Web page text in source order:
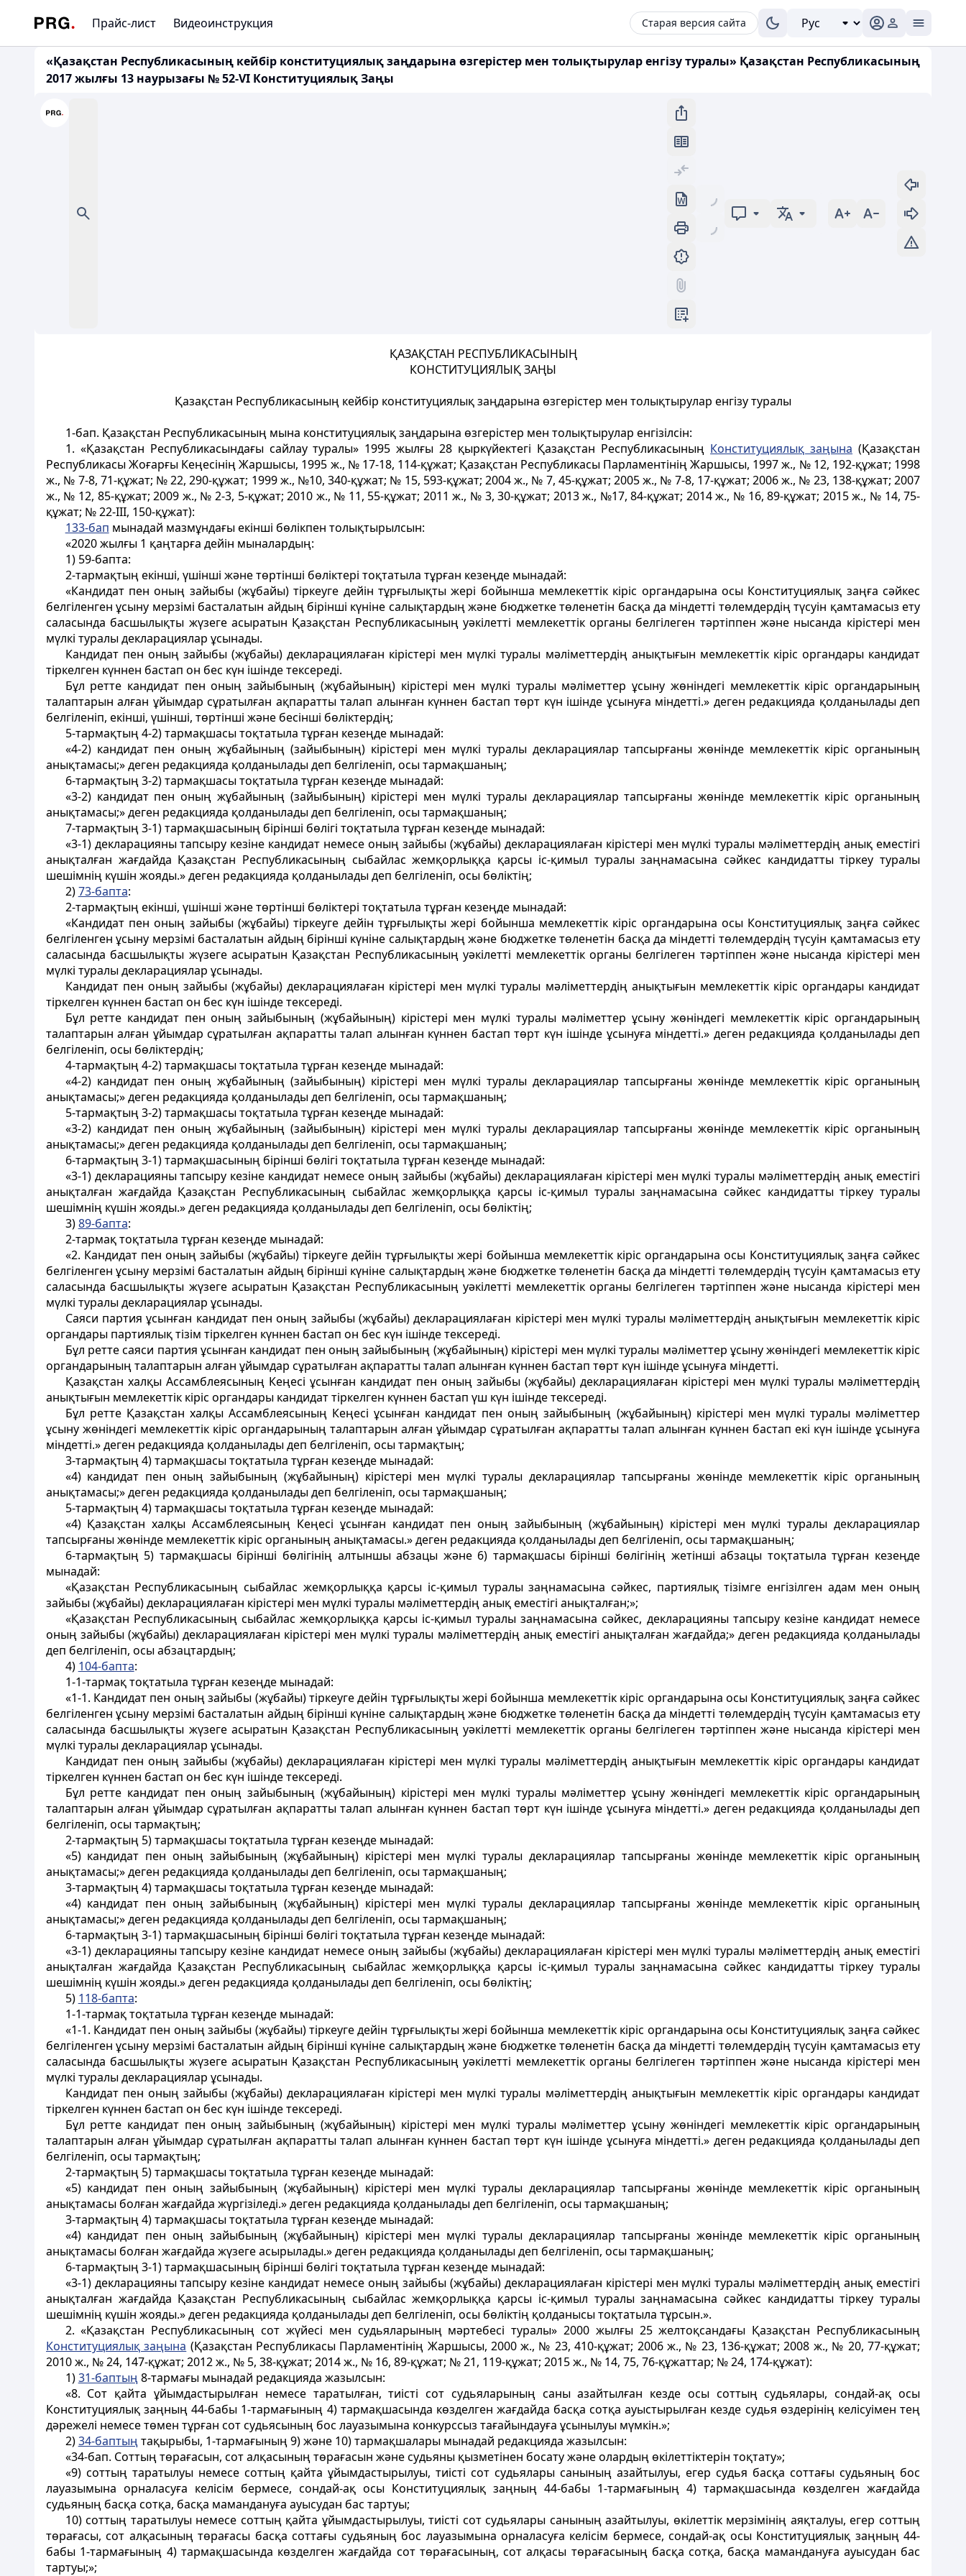
Прайс-лист Видеоинструкция Старая версия сайта
«Қазақстан Республикасының кейбір конституциялық заңдарына өзгерістер мен толықтырулар енгізу туралы» Қазақстан Республикасының
2017 жылғы 13 наурызағы № 52-VI Конституциялық Заңы
ҚАЗАҚСТАН РЕСПУБЛИКАСЫНЫҢ
КОНСТИТУЦИЯЛЫҚ ЗАҢЫ
Қазақстан Республикасының кейбір конституциялық заңдарына өзгерістер мен толықтырулар енгізу туралы
1-бап. Қазақстан Республикасының мына конституциялық заңдарына өзгерістер мен толықтырулар енгізілсін:
1. «Қазақстан Республикасындағы сайлау туралы» 1995 жылғы 28 қыркүйектегі Қазақстан Республикасының Конституциялық заңына (Қазақстан
Республикасы Жоғарғы Кеңесінің Жаршысы, 1995 ж., № 17-18, 114-құжат; Қазақстан Республикасы Парламентінің Жаршысы, 1997 ж., № 12, 192-құжат; 1998
ж., № 7-8, 71-құжат; № 22, 290-құжат; 1999 ж., №10, 340-құжат; № 15, 593-құжат; 2004 ж., № 7, 45-құжат; 2005 ж., № 7-8, 17-құжат; 2006 ж., № 23, 138-құжат; 2007
ж., № 12, 85-құжат; 2009 ж., № 2-3, 5-құжат; 2010 ж., № 11, 55-құжат; 2011 ж., № 3, 30-құжат; 2013 ж., №17, 84-құжат; 2014 ж., № 16, 89-құжат; 2015 ж., № 14, 75-
құжат; № 22-III, 150-құжат):
133-бап мынадай мазмұндағы екінші бөлікпен толықтырылсын:
«2020 жылғы 1 қаңтарға дейін мыналардың:
1) 59-бапта:
2-тармақтың екінші, үшінші және төртінші бөліктері тоқтатыла тұрған кезеңде мынадай:
«Кандидат пен оның зайыбы (жұбайы) тiркеуге дейін тұрғылықты жері бойынша мемлекеттік кіріс органдарына осы Конституциялық заңға сәйкес
белгіленген ұсыну мерзімі басталатын айдың бiрiнші күніне салықтардың және бюджетке төленетін басқа да міндетті төлемдердің түсуін қамтамасыз ету
саласында басшылықты жүзеге асыратын Қазақстан Республикасының уәкілетті мемлекеттік органы белгiлеген тәртіппен және нысанда кірістері мен
мүлкi туралы декларациялар ұсынады.
Кандидат пен оның зайыбы (жұбайы) декларациялаған кірістері мен мүлкi туралы мәлiметтердiң анықтығын мемлекеттік кіріс органдары кандидат
тіркелген күннен бастап он бес күн ішiнде тексереді.
Бұл ретте кандидат пен оның зайыбының (жұбайының) кірістері мен мүлкi туралы мәліметтер ұсыну жөніндегі мемлекеттік кіріс органдарының
талаптарын алған ұйымдар сұратылған ақпаратты талап алынған күннен бастап төрт күн iшiнде ұсынуға міндетті.» деген редакцияда қолданылады деп
белгіленіп, екінші, үшінші, төртінші және бесінші бөліктердің;
5-тармақтың 4-2) тармақшасы тоқтатыла тұрған кезеңде мынадай:
«4-2) кандидат пен оның жұбайының (зайыбының) кірістері мен мүлкі туралы декларациялар тапсырғаны жөнінде мемлекеттік кіріс органының
анықтамасы;» деген редакцияда қолданылады деп белгіленіп, осы тармақшаның;
6-тармақтың 3-2) тармақшасы тоқтатыла тұрған кезеңде мынадай:
«3-2) кандидат пен оның жұбайының (зайыбының) кірістері мен мүлкi туралы декларациялар тапсырғаны жөнінде мемлекеттік кіріс органының
анықтамасы;» деген редакцияда қолданылады деп белгіленіп, осы тармақшаның;
7-тармақтың 3-1) тармақшасының бірінші бөлігі тоқтатыла тұрған кезеңде мынадай:
«3-1) декларацияны тапсыру кезіне кандидат немесе оның зайыбы (жұбайы) декларациялаған кірістері мен мүлкi туралы мәлiметтердің анық еместiгi
анықталған жағдайда Қазақстан Республикасының сыбайлас жемқорлыққа қарсы іс-қимыл туралы заңнамасына сәйкес кандидатты тiркеу туралы
шешiмнiң күшiн жояды.» деген редакцияда қолданылады деп белгіленіп, осы бөліктің;
2)73-бапта:
2-тармақтың екінші, үшінші және төртінші бөліктері тоқтатыла тұрған кезеңде мынадай:
«Кандидат пен оның зайыбы (жұбайы) тiркеуге дейін тұрғылықты жері бойынша мемлекеттік кіріс органдарына осы Конституциялық заңға сәйкес
белгіленген ұсыну мерзімі басталатын айдың бiрiнші күніне салықтардың және бюджетке төленетін басқа да міндетті төлемдердің түсуін қамтамасыз ету
саласында басшылықты жүзеге асыратын Қазақстан Республикасының уәкілетті мемлекеттік органы белгiлеген тәртіппен және нысанда кірістері мен
мүлкi туралы декларациялар ұсынады.
Кандидат пен оның зайыбы (жұбайы) декларациялаған кірістері мен мүлкi туралы мәлiметтердiң анықтығын мемлекеттік кіріс органдары кандидат
тіркелген күннен бастап он бес күн ішiнде тексереді.
Бұл ретте кандидат пен оның зайыбының (жұбайының) кірістері мен мүлкi туралы мәліметтер ұсыну жөніндегі мемлекеттік кіріс органдарының
талаптарын алған ұйымдар сұратылған ақпаратты талап алынған күннен бастап төрт күн iшiнде ұсынуға міндетті.» деген редакцияда қолданылады деп
белгіленіп, осы бөліктердің;
4-тармақтың 4-2) тармақшасы тоқтатыла тұрған кезеңде мынадай:
«4-2) кандидат пен оның жұбайының (зайыбының) кірістері мен мүлкі туралы декларациялар тапсырғаны жөнінде мемлекеттік кіріс органының
анықтамасы;» деген редакцияда қолданылады деп белгіленіп, осы тармақшаның;
5-тармақтың 3-2) тармақшасы тоқтатыла тұрған кезеңде мынадай:
«3-2) кандидат пен оның жұбайының (зайыбының) кірістері мен мүлкi туралы декларациялар тапсырғаны жөнінде мемлекеттік кіріс органының
анықтамасы;» деген редакцияда қолданылады деп белгіленіп, осы тармақшаның;
6-тармақтың 3-1) тармақшасының бірінші бөлігі тоқтатыла тұрған кезеңде мынадай:
«3-1) декларацияны тапсыру кезіне кандидат немесе оның зайыбы (жұбайы) декларациялаған кірістері мен мүлкi туралы мәлiметтердің анық еместiгi
анықталған жағдайда Қазақстан Республикасының сыбайлас жемқорлыққа қарсы іс-қимыл туралы заңнамасына сәйкес кандидатты тiркеу туралы
шешiмнiң күшiн жояды.» деген редакцияда қолданылады деп белгіленіп, осы бөліктің;
3)89-бапта:
2-тармақ тоқтатыла тұрған кезеңде мынадай:
«2. Кандидат пен оның зайыбы (жұбайы) тіркеуге дейін тұрғылықты жері бойынша мемлекеттік кіріс органдарына осы Конституциялық заңға сәйкес
белгіленген ұсыну мерзімі басталатын айдың бірінші күніне салықтардың және бюджетке төленетін басқа да міндетті төлемдердің түсуін қамтамасыз ету
саласында басшылықты жүзеге асыратын Қазақстан Республикасының уәкілетті мемлекеттік органы белгілеген тәртіппен және нысанда кірістері мен
мүлкi туралы декларациялар ұсынады.
Саяси партия ұсынған кандидат пен оның зайыбы (жұбайы) декларациялаған кірістері мен мүлкi туралы мәліметтердің анықтығын мемлекеттік кіріс
органдары партиялық тізім тіркелген күннен бастап он бес күн ішінде тексереді.
Бұл ретте саяси партия ұсынған кандидат пен оның зайыбының (жұбайының) кірістері мен мүлкi туралы мәліметтер ұсыну жөніндегі мемлекеттік кіріс
органдарының талаптарын алған ұйымдар сұратылған ақпаратты талап алынған күннен бастап төрт күн ішінде ұсынуға міндетті.
Қазақстан халқы Ассамблеясының Кеңесі ұсынған кандидат пен оның зайыбы (жұбайы) декларациялаған кірістері мен мүлкi туралы мәліметтердің
анықтығын мемлекеттік кіріс органдары кандидат тіркелген күннен бастап үш күн ішінде тексереді.
Бұл ретте Қазақстан халқы Ассамблеясының Кеңесі ұсынған кандидат пен оның зайыбының (жұбайының) кірістері мен мүлкi туралы мәліметтер
ұсыну жөніндегі мемлекеттік кіріс органдарының талаптарын алған ұйымдар сұратылған ақпаратты талап алынған күннен бастап екі күн ішінде ұсынуға
міндетті.» деген редакцияда қолданылады деп белгіленіп, осы тармақтың;
3-тармақтың 4) тармақшасы тоқтатыла тұрған кезеңде мынадай:
«4) кандидат пен оның зайыбының (жұбайының) кірістері мен мүлкі туралы декларациялар тапсырғаны жөнінде мемлекеттік кіріс органының
анықтамасы;» деген редакцияда қолданылады деп белгіленіп, осы тармақшаның;
5-тармақтың 4) тармақшасы тоқтатыла тұрған кезеңде мынадай:
«4) Қазақстан халқы Ассамблеясының Кеңесі ұсынған кандидат пен оның зайыбының (жұбайының) кірістері мен мүлкі туралы декларациялар
тапсырғаны жөнінде мемлекеттік кіріс органының анықтамасы.» деген редакцияда қолданылады деп белгіленіп, осы тармақшаның;
6-тармақтың 5) тармақшасы бірінші бөлігінің алтыншы абзацы және 6) тармақшасы бірінші бөлігінің жетінші абзацы тоқтатыла тұрған кезеңде
мынадай:
«Қазақстан Республикасының сыбайлас жемқорлыққа қарсы іс-қимыл туралы заңнамасына сәйкес, партиялық тізімге енгізілген адам мен оның
зайыбы (жұбайы) декларациялаған кірістері мен мүлкі туралы мәліметтердің анық еместігі анықталған;»;
«Қазақстан Республикасының сыбайлас жемқорлыққа қарсы іс-қимыл туралы заңнамасына сәйкес, декларацияны тапсыру кезіне кандидат немесе
оның зайыбы (жұбайы) декларациялаған кірістері мен мүлкі туралы мәліметтердің анық еместігі анықталған жағдайда;» деген редакцияда қолданылады
деп белгіленіп, осы абзацтардың;
4) 104-бапта:
1-1-тармақ тоқтатыла тұрған кезеңде мынадай:
«1-1. Кандидат пен оның зайыбы (жұбайы) тiркеуге дейiн тұрғылықты жерi бойынша мемлекеттік кіріс органдарына осы Конституциялық заңға сәйкес
белгіленген ұсыну мерзiмi басталатын айдың бiрiншi күнiне салықтардың және бюджетке төленетін басқа да міндетті төлемдердің түсуін қамтамасыз ету
саласында басшылықты жүзеге асыратын Қазақстан Республикасының уәкілетті мемлекеттік органы белгiлеген тәртіппен және нысанда кірістері мен
мүлкі туралы декларациялар ұсынады.
Кандидат пен оның зайыбы (жұбайы) декларациялаған кірістері мен мүлкі туралы мәлiметтердiң анықтығын мемлекеттік кіріс органдары кандидат
тiркелген күннен бастап он бес күн iшiнде тексередi.
Бұл ретте кандидат пен оның зайыбының (жұбайының) кірістері мен мүлкі туралы мәліметтер ұсыну жөніндегі мемлекеттік кіріс органдарының
талаптарын алған ұйымдар сұратылған ақпаратты талап алынған күннен бастап төрт күн iшiнде ұсынуға міндетті.» деген редакцияда қолданылады деп
белгіленіп, осы тармақтың;
2-тармақтың 5) тармақшасы тоқтатыла тұрған кезеңде мынадай:
«5) кандидат пен оның зайыбының (жұбайының) кірістері мен мүлкі туралы декларациялар тапсырғаны жөнінде мемлекеттік кіріс органының
анықтамасы;» деген редакцияда қолданылады деп белгіленіп, осы тармақшаның;
3-тармақтың 4) тармақшасы тоқтатыла тұрған кезеңде мынадай:
«4) кандидат пен оның зайыбының (жұбайының) кірістері мен мүлкі туралы декларациялар тапсырғаны жөнінде мемлекеттік кіріс органының
анықтамасы;» деген редакцияда қолданылады деп белгіленіп, осы тармақшаның;
6-тармақтың 3-1) тармақшасының бірінші бөлігі тоқтатыла тұрған кезеңде мынадай:
«3-1) декларацияны тапсыру кезіне кандидат немесе оның зайыбы (жұбайы) декларациялаған кірістері мен мүлкі туралы мәлiметтердiң анық еместiгі
анықталған жағдайда Қазақстан Республикасының сыбайлас жемқорлыққа қарсы іс-қимыл туралы заңнамасына сәйкес кандидатты тiркеу туралы
шешiмнiң күшiн жояды.» деген редакцияда қолданылады деп белгіленіп, осы бөліктің;
5) 118-бапта:
1-1-тармақ тоқтатыла тұрған кезеңде мынадай:
«1-1. Кандидат пен оның зайыбы (жұбайы) тіркеуге дейін тұрғылықты жерi бойынша мемлекеттік кіріс органдарына осы Конституциялық заңға сәйкес
белгіленген ұсыну мерзімі басталатын айдың бірінші күніне салықтардың және бюджетке төленетін басқа да міндетті төлемдердің түсуін қамтамасыз ету
саласында басшылықты жүзеге асыратын Қазақстан Республикасының уәкілетті мемлекеттік органы белгілеген тәртіппен және нысанда кірістері мен
мүлкі туралы декларациялар ұсынады.
Кандидат пен оның зайыбы (жұбайы) декларациялаған кірістері мен мүлкі туралы мәлiметтердiң анықтығын мемлекеттік кіріс органдары кандидат
тiркелген күннен бастап он бес күн ішінде тексередi.
Бұл ретте кандидат пен оның зайыбының (жұбайының) кірістері мен мүлкі туралы мәліметтер ұсыну жөніндегі мемлекеттік кіріс органдарының
талаптарын алған ұйымдар сұратылған ақпаратты талап алынған күннен бастап төрт күн iшiнде ұсынуға міндетті.» деген редакцияда қолданылады деп
белгіленіп, осы тармақтың;
2-тармақтың 5) тармақшасы тоқтатыла тұрған кезеңде мынадай:
«5) кандидат пен оның зайыбының (жұбайының) кірістері мен мүлкі туралы декларациялар тапсырғаны жөнінде мемлекеттік кіріс органының
анықтамасы болған жағдайда жүргізіледі.» деген редакцияда қолданылады деп белгіленіп, осы тармақшаның;
3-тармақтың 4) тармақшасы тоқтатыла тұрған кезеңде мынадай:
«4) кандидат пен оның зайыбының (жұбайының) кірістері мен мүлкі туралы декларациялар тапсырғаны жөнінде мемлекеттік кіріс органының
анықтамасы болған жағдайда жүзеге асырылады.» деген редакцияда қолданылады деп белгіленіп, осы тармақшаның;
6-тармақтың 3-1) тармақшасының бірінші бөлігі тоқтатыла тұрған кезеңде мынадай:
«3-1) декларацияны тапсыру кезіне кандидат немесе оның зайыбы (жұбайы) декларациялаған кірістері мен мүлкі туралы мәліметтердің анық еместiгi
анықталған жағдайда Қазақстан Республикасының сыбайлас жемқорлыққа қарсы іс-қимыл туралы заңнамасына сәйкес кандидатты тiркеу туралы
шешiмнiң күшiн жояды.» деген редакцияда қолданылады деп белгіленіп, осы бөліктің қолданысы тоқтатыла тұрсын.».
2. «Қазақстан Республикасының сот жүйесі мен судьяларының мәртебесі туралы» 2000 жылғы 25 желтоқсандағы Қазақстан Республикасының
Конституциялық заңына (Қазақстан Республикасы Парламентінің Жаршысы, 2000 ж., № 23, 410-құжат; 2006 ж., № 23, 136-құжат; 2008 ж., № 20, 77-құжат;
2010 ж., № 24, 147-құжат; 2012 ж., № 5, 38-құжат; 2014 ж., № 16, 89-құжат; № 21, 119-құжат; 2015 ж., № 14, 75, 76-құжаттар; № 24, 174-құжат):
1)31-баптың 8-тармағы мынадай редакцияда жазылсын:
«8. Сот қайта ұйымдастырылған немесе таратылған, тиісті сот судьяларының саны азайтылған кезде осы соттың судьялары, сондай-ақ осы
Конституциялық заңның 44-бабы 1-тармағының 4) тармақшасында көзделген жағдайда басқа сотқа ауыстырылған кезде судья өздерінің келiсуiмен тең
дәрежелi немесе төмен тұрған сот судьясының бос лауазымына конкурссыз тағайындауға ұсынылуы мүмкiн.»;
2)34-баптың тақырыбы, 1-тармағының 9) және 10) тармақшалары мынадай редакцияда жазылсын:
«34-бап. Соттың төрағасын, сот алқасының төрағасын және судьяны қызметінен босату және олардың өкiлеттiктерiн тоқтату»;
«9) соттың таратылуы немесе соттың қайта ұйымдастырылуы, тиісті сот судьялары санының азайтылуы, егер судья басқа соттағы судьяның бос
лауазымына орналасуға келісім бермесе, сондай-ақ осы Конституциялық заңның 44-бабы 1-тармағының 4) тармақшасында көзделген жағдайда
судьяның басқа сотқа, басқа мамандануға ауысудан бас тартуы;
10) соттың таратылуы немесе соттың қайта ұйымдастырылуы, тиісті сот судьялары санының азайтылуы, өкiлеттiк мерзiмiнің аяқталуы, егер соттың
төрағасы, сот алқасының төрағасы басқа соттағы судьяның бос лауазымына орналасуға келiсiм бермесе, сондай-ақ осы Конституциялық заңның 44-
бабы 1-тармағының 4) тармақшасында көзделген жағдайда сот төрағасының, сот алқасы төрағасының басқа сотқа, басқа мамандануға ауысудан бас
тартуы;»;